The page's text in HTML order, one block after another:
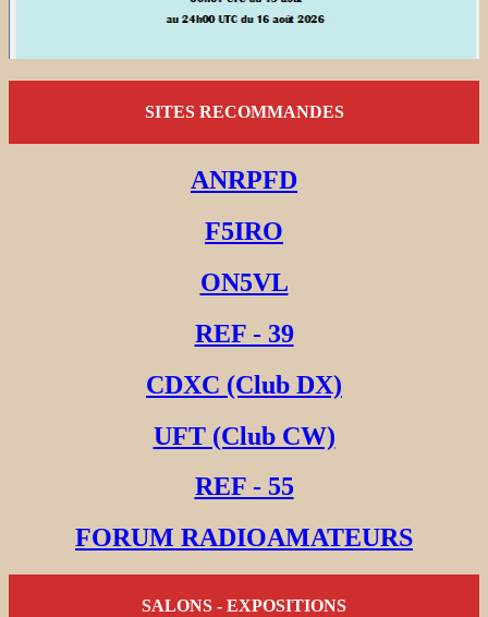
SITES RECOMMANDES
ANRPFD
F5IRO
ON5VL
REF - 39
CDXC (Club DX)
UFT (Club CW)
REF - 55
FORUM RADIOAMATEURS
SALONS - EXPOSITIONS